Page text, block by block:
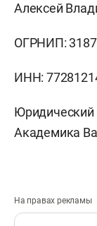
Алексей
ОГРНИП:
ИНН:
Юридический
Академика
На правах рекламы